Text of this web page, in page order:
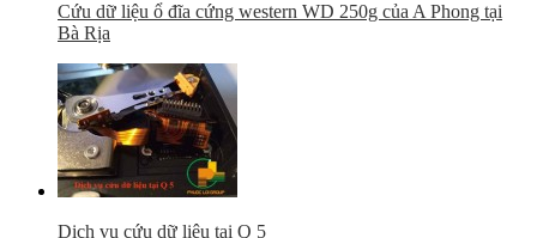
Cứu dữ liệu ổ đĩa cứng western WD 250g của A Phong tại
Bà Rịa
Dịch vụ cứu dữ liệu tại Q 5